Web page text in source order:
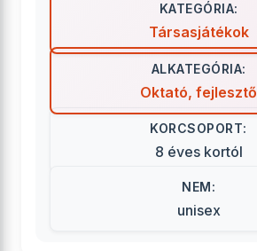
KATEGÓRIA:
Társasjátékok
ALKATEGÓRIA:
Oktató, fejlesztő
KORCSOPORT:
8 éves kortól
NEM:
unisex